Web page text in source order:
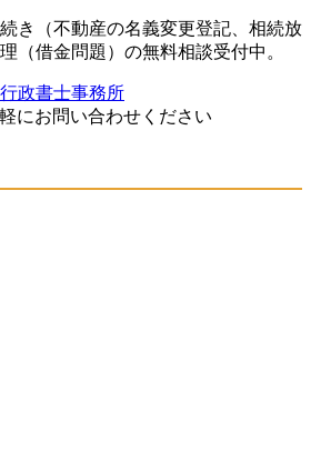
き（不動産の名義変更登記、相続放
（借金問題）の無料相談受付中。
政書士事務所
にお問い合わせください